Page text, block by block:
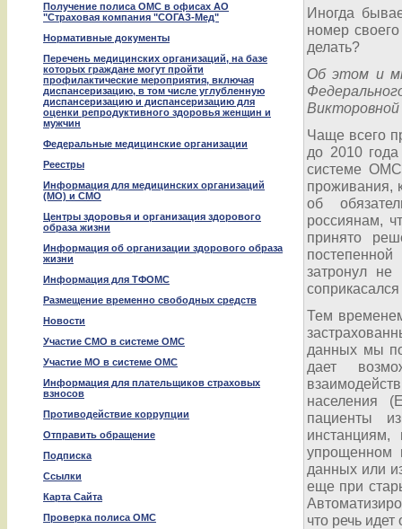
Получение полиса ОМС в офисах АО
"Страховая компания "СОГАЗ-Мед"
Нормативные документы
Перечень медицинских организаций, на базе
которых граждане могут пройти
профилактические мероприятия, включая
диспансеризацию, в том числе углубленную
диспансеризацию и диспансеризацию для
оценки репродуктивного здоровья женщин и
мужчин
Федеральные медицинские организации
Реестры
Информация для медицинских организаций
(МО) и СМО
Центры здоровья и организация здорового
образа жизни
Информация об организации здорового образа
жизни
Информация для ТФОМС
Размещение временно свободных средств
Новости
Участие СМО в системе ОМС
Участие МО в системе ОМС
Информация для плательщиков страховых
взносов
Противодействие коррупции
Отправить обращение
Подписка
Ссылки
Карта Сайта
Проверка полиса ОМС
Иногда
номер
делать?
Об этом и
Викторовной
Чаще всего
до 2010
системе
проживания,
об
россиянам,
принято
затронул не
Тем
данных мы
дает
населения
пациенты
упрощенном
данных или
еще при
что речь